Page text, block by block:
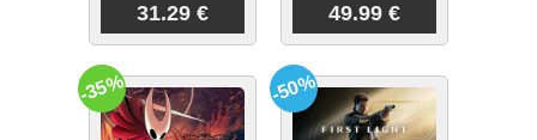
31.29 € 49.99 €
-35% -50%